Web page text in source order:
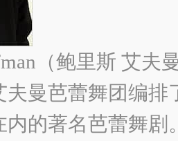
（鲍里斯 艾夫
夫曼芭蕾舞团编排
内的著名芭蕾舞